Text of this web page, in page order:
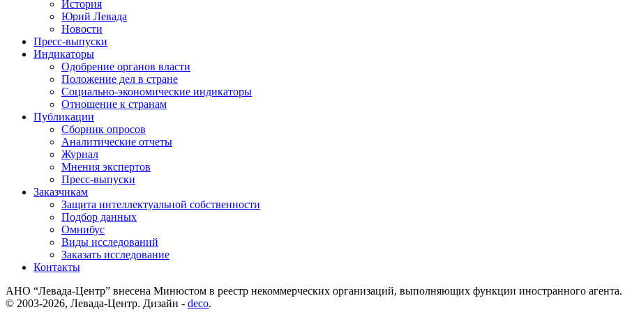
История
Юрий Левада
Новости
Пресс-выпуски
Индикаторы
Одобрение органов власти
Положение дел в стране
Социально-экономические индикаторы
Отношение к странам
Публикации
Сборник опросов
Аналитические отчеты
Журнал
Мнения экспертов
Пресс-выпуски
Заказчикам
Защита интеллектуальной собственности
Подбор данных
Омнибус
Виды исследований
Заказать исследование
Контакты
АНО “Левада-Центр” внесена Минюстом в реестр некоммерческих организаций, выполняющих функции иностранного агента.
© 2003-2026, Левада-Центр. Дизайн - deco.